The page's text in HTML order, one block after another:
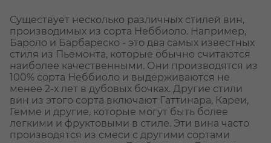
Существует несколько различных стилей вин,
производимых из сорта Неббиоло. Например,
Бароло и Барбареско - это два самых известных
стиля из Пьемонта, которые обычно считаются
наиболее качественными. Они производятся из
100% сорта Неббиоло и выдерживаются не
менее 2-х лет в дубовых бочках. Другие стили
вин из этого сорта включают Гаттинара, Кареи,
Гемме и другие, которые могут быть более
легкими и фруктовыми в стиле. Эти вина часто
производятся из смеси с другими сортами